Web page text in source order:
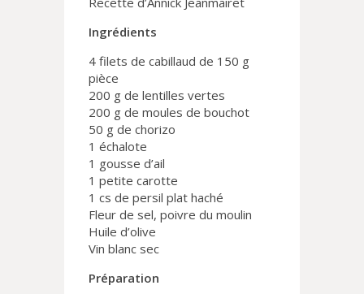
Ingrédients
4 filets de cabillaud de 150 g
pièce
200 g de lentilles vertes
200 g de moules de bouchot
50 g de chorizo
1 échalote
1 gousse d’ail
1 petite carotte
1 cs de persil plat haché
Fleur de sel, poivre du moulin
Huile d’olive
Vin blanc sec
Préparation